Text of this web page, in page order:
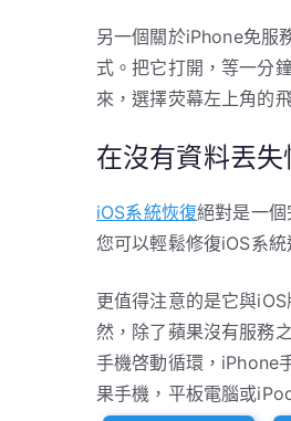
另一個關於iPhone免服
式。把它打開，等一分
來，選擇荧幕左上角的
在沒有資料丟
iOS系統恢復絕對是一
您可以輕鬆修復iOS系
更值得注意的是它與
然，除了蘋果沒有服務
手機啓動循環，iPhone
果手機，平板電腦或